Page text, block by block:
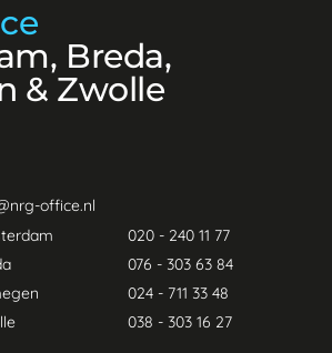
Breda,
& Zwolle
office.nl
020 - 240 11 77
076 - 303 63 84
024 - 711 33 48
038 - 303 16 27